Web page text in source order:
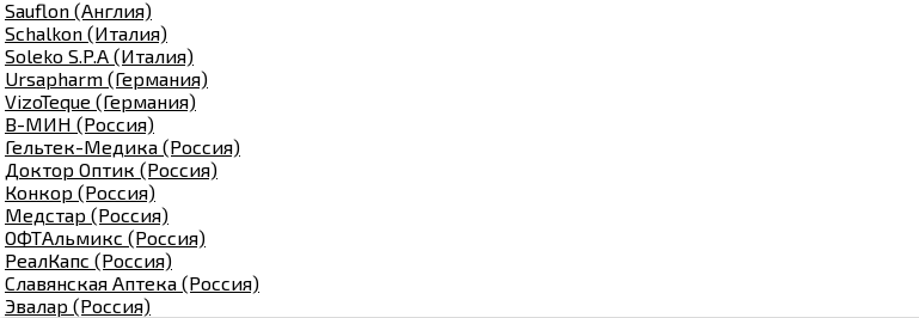
Sauflon (Англия)
Schalkon (Италия)
Soleko S.P.A (Италия)
Ursapharm (Германия)
VizoTeque (Германия)
В-МИН (Россия)
Гельтек-Медика (Россия)
Доктор Оптик (Россия)
Конкор (Россия)
Медстар (Россия)
ОФТАльмикс (Россия)
РеалКапс (Россия)
Славянская Аптека (Россия)
Эвалар (Россия)